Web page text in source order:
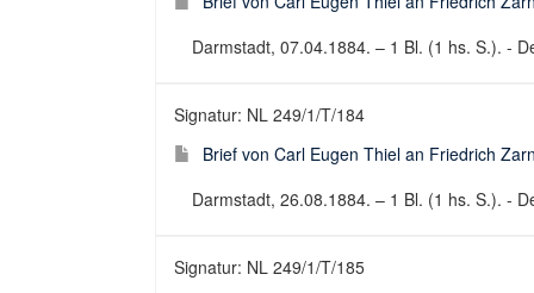
Darmstadt, 07.04.1884. – 1 Bl. (1 hs. S.). -
Signatur: NL 249/1/T/184
Brief von Carl Eugen Thiel an Friedrich
Darmstadt, 26.08.1884. – 1 Bl. (1 hs. S.). -
Signatur: NL 249/1/T/185